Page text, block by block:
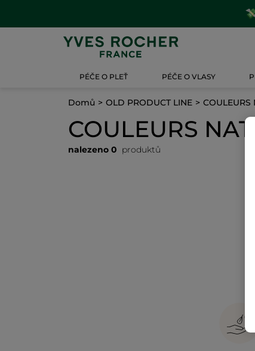
PÉČE O PLEŤ PÉČE O VLASY
Domů OLD PRODUCT LINE COULEURS
COULEURS
nalezeno 0 produktů